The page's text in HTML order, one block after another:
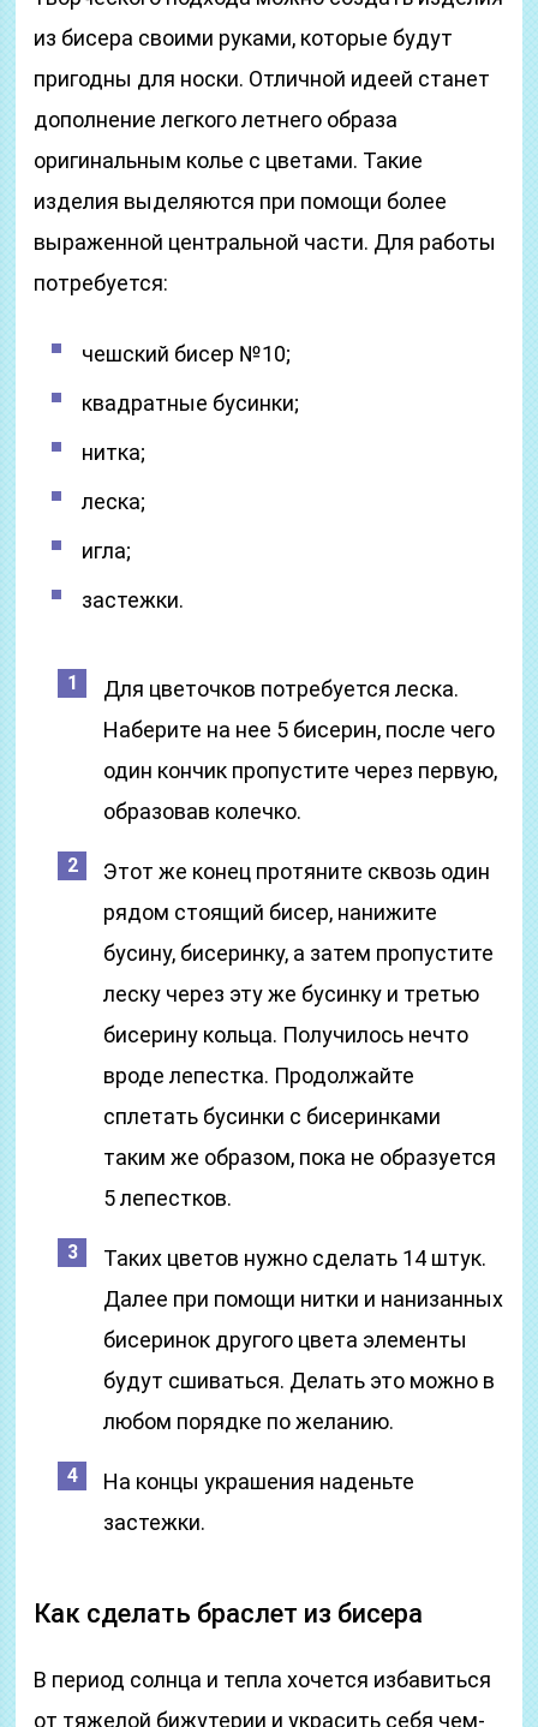
из бисера своими руками, которые будут
пригодны для носки. Отличной идеей станет
дополнение легкого летнего образа
оригинальным колье с цветами. Такие
изделия выделяются при помощи более
выраженной центральной части. Для работы
потребуется:
чешский бисер №10;
квадратные бусинки;
нитка;
леска;
игла;
застежки.
Для цветочков потребуется леска.
Наберите на нее 5 бисерин, после чего
один кончик пропустите через первую,
образовав колечко.
Этот же конец протяните сквозь один
рядом стоящий бисер, нанижите
бусину, бисеринку, а затем пропустите
леску через эту же бусинку и третью
бисерину кольца. Получилось нечто
вроде лепестка. Продолжайте
сплетать бусинки с бисеринками
таким же образом, пока не образуется
5 лепестков.
Таких цветов нужно сделать 14 штук.
Далее при помощи нитки и нанизанных
бисеринок другого цвета элементы
будут сшиваться. Делать это можно в
любом порядке по желанию.
На концы украшения наденьте
застежки.
Как сделать браслет из бисера
В период солнца и тепла хочется избавиться
от тяжелой бижутерии и украсить себя чем-